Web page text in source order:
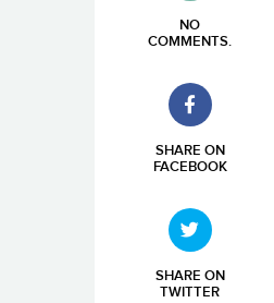
NO
COMMENTS.
SHARE ON
FACEBOOK
SHARE ON
TWITTER